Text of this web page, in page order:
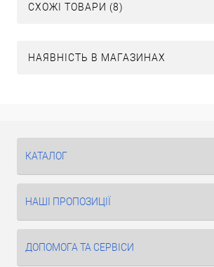
СХОЖІ ТОВАРИ (8)
НАЯВНІСТЬ В МАГАЗИНАХ
КАТАЛОГ
НАШІ ПРОПОЗИЦІЇ
ДОПОМОГА ТА СЕРВІСИ